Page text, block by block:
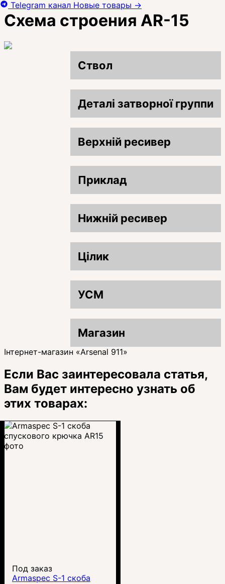
Схема строения AR-15
Ствол
Деталі затворної группи
Верхній ресивер
Приклад
Нижній ресивер
Цілик
УСМ
Магазин
Інтернет-магазин «Arsenal 911»
Если Вас заинтересовала статья,
Вам будет интересно узнать об
этих товарах:
Под заказ
Armaspec S-1 скоба
Telegram канал Новые товары →